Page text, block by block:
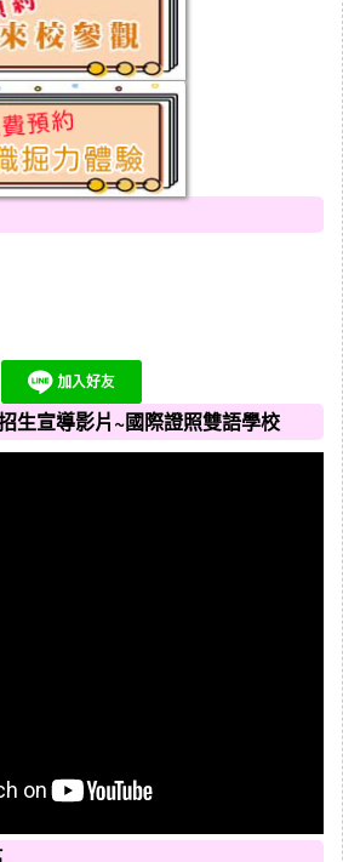
生宣導影片~國際證照雙語學校